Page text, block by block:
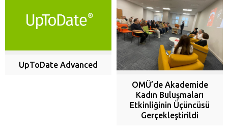
UpToDate Advanced
OMÜ’de Akademide
Kadın Buluşmaları
Etkinliğinin Üçüncüsü
Gerçekleştirildi